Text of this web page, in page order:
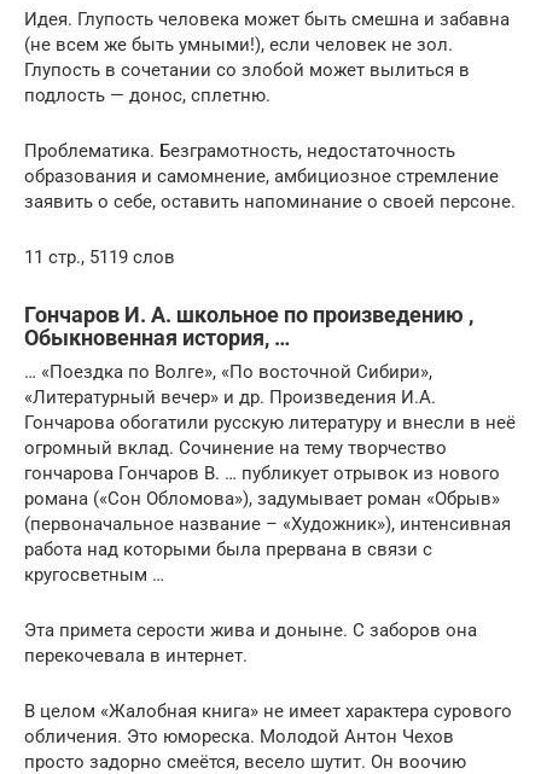
Идея. Глупость человека может быть смешна и забавна
(не всем же быть умными!), если человек не зол.
Глупость в сочетании со злобой может вылиться в
подлость — донос, сплетню.
Проблематика. Безграмотность, недостаточность
образования и самомнение, амбициозное стремление
заявить о себе, оставить напоминание о своей персоне.
11 стр., 5119 слов
Гончаров И. А. школьное по произведению ,
Обыкновенная история, …
… «Поездка по Волге», «По восточной Сибири»,
«Литературный вечер» и др. Произведения И.А.
Гончарова обогатили русскую литературу и внесли в неё
огромный вклад. Сочинение на тему творчество
гончарова Гончаров В. … публикует отрывок из нового
романа («Сон Обломова»), задумывает роман «Обрыв»
(первоначальное название – «Художник»), интенсивная
работа над которыми была прервана в связи с
кругосветным …
Эта примета серости жива и доныне. С заборов она
перекочевала в интернет.
В целом «Жалобная книга» не имеет характера сурового
обличения. Это юмореска. Молодой Антон Чехов
просто задорно смеётся, весело шутит. Он воочию